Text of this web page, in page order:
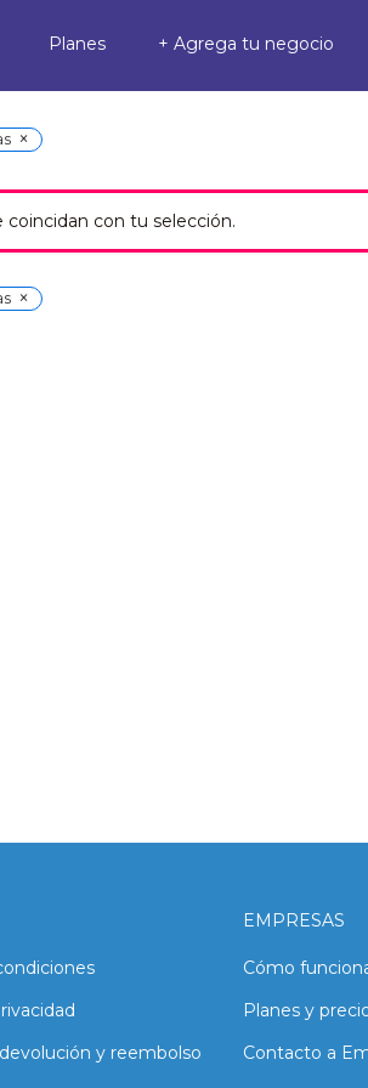
Planes + Agrega tu negocio
×
con tu selección.
×
y reembolso
EMPRESAS
Cómo
Planes y
Contacto a